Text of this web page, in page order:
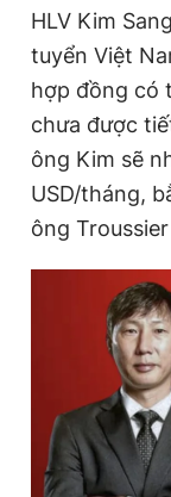
Theo dõi báo trên
Hotline
0906 645 777
Đặt báo
Tổng biên tập:
Phó tổng biên tập
Phó tổng biên
Phó tổng biên
Tổng thư ký tòa
Giấy phép xuất
© 2003-2026 Bản
chép dưới mọi
bản. Phát triển
HLV Kim
tuyển Việt
hợp đồng có
chưa được
ông Kim sẽ
USD/tháng,
ông